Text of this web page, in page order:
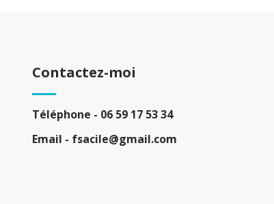
Contactez-moi
Téléphone - 06 59 17 53 34
Email - fsacile@gmail.com